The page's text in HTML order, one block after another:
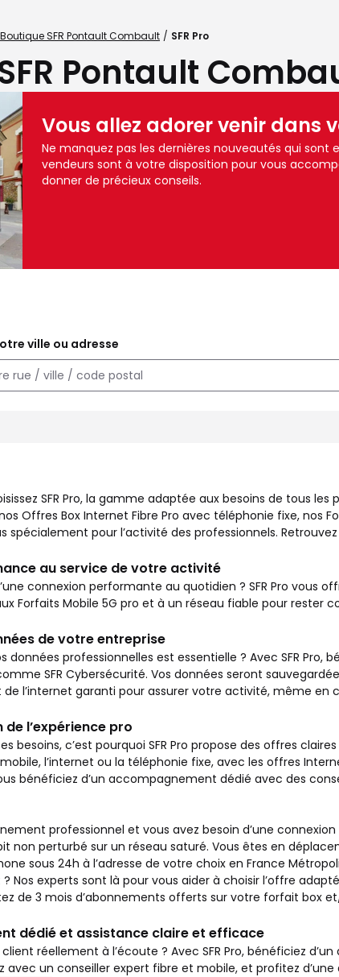
Boutique SFR Pontault Combault SFR Pro
Pontault
Vous allez adorer venir dans
Ne manquez pas les dernières nouveautés qui sont
vendeurs sont à votre disposition pour vous
donner de précieux conseils.
ville ou adresse
SFR Pro, la gamme adaptée aux besoins de tous
Offres Box Internet Fibre Pro avec téléphonie fixe, nos
spécialement pour l’activité des professionnels. Retrouvez
au service de votre activité
connexion performante au quotidien ? SFR Pro vous
Forfaits Mobile 5G pro et à un réseau fiable pour rester
de votre entreprise
données professionnelles est essentielle ? Avec SFR Pro,
SFR Cybersécurité. Vos données seront
l’internet garanti pour assurer votre activité, même en
l’expérience pro
besoins, c’est pourquoi SFR Pro propose des offres
l’internet ou la téléphonie fixe, avec les offres
bénéficiez d’un accompagnement dédié avec des
professionnel et vous avez besoin d’une
non perturbé sur un réseau saturé. Vous êtes en
sous 24h à l’adresse de votre choix en France
Nos experts sont là pour vous aider à choisir l’offre
de 3 mois d’abonnements offerts sur votre forfait box
dédié et assistance claire et efficace
client réellement à l’écoute ? Avec SFR Pro, bénéficiez
avec un conseiller expert fibre et mobile, et profitez
besoins de tous les pros : commerçants,